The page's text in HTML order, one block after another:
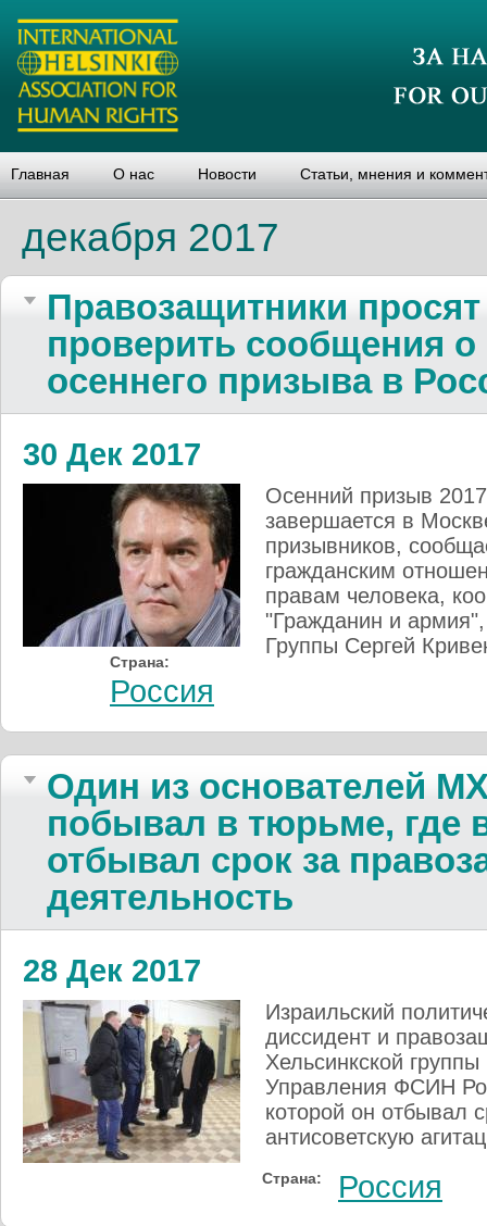
Главная О нас Новости Статьи, мнения и
декабря 2017
Правозащитники
проверить сообщения
осеннего призыва в
30 Дек 2017
Осенний призыв
завершается в
призывников,
гражданским
правам человека,
"Гражданин и
Группы Сергей
Страна:
Россия
Один из основателей
побывал в тюрьме, где
отбывал срок за
деятельность
28 Дек 2017
Израильский
диссидент и
Хельсинкской
Управления ФСИН
которой он отбывал
антисоветскую
Страна: Россия